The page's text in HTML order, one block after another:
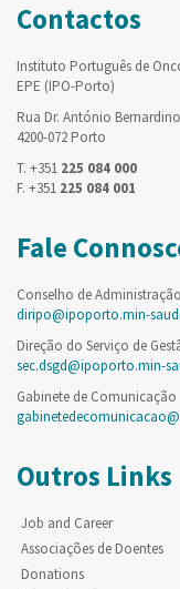
Contactos
Instituto Português de
EPE (IPO-Porto)
Rua Dr. António
4200-072 Porto
T. +351 225 084 000
F. +351 225 084 001
Fale
Conselho de Administração
diripo@ipoporto.min-
Direção do Serviço de
sec.dsgd@ipoporto.min-
Gabinete de Comunicação
Outros Links
Job and Career
Associações de Doentes
Donations